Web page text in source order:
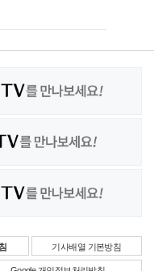
기사배열 기본방침